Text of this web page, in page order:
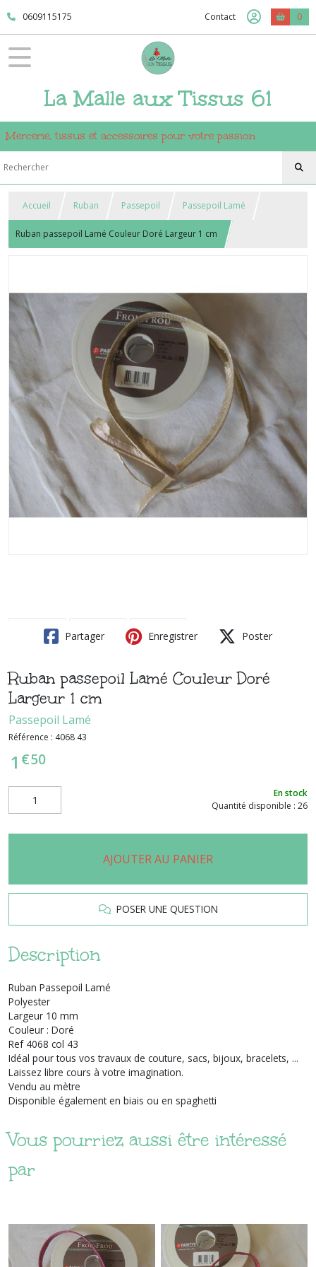
0609115175 Contact 0
La Malle aux Tissus 61
Mercerie, tissus et accessoires pour votre passion
Accueil Ruban Passepoil Passepoil Lamé
Ruban passepoil Lamé Couleur Doré Largeur 1 cm
Partager Enregistrer Poster
Ruban passepoil Lamé Couleur Doré
Largeur 1 cm
Passepoil Lamé
Référence : 4068 43
1 €50
En stock
Quantité disponible : 26
AJOUTER AU PANIER
POSER UNE QUESTION
Description
Ruban Passepoil Lamé
Polyester
Largeur 10 mm
Couleur : Doré
Ref 4068 col 43
Idéal pour tous vos travaux de couture, sacs, bijoux, bracelets, ...
Laissez libre cours à votre imagination.
Vendu au mètre
Disponible également en biais ou en spaghetti
Vous pourriez aussi être intéressé
par